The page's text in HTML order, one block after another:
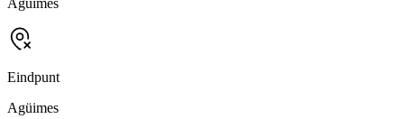
Eindpunt
Agüimes